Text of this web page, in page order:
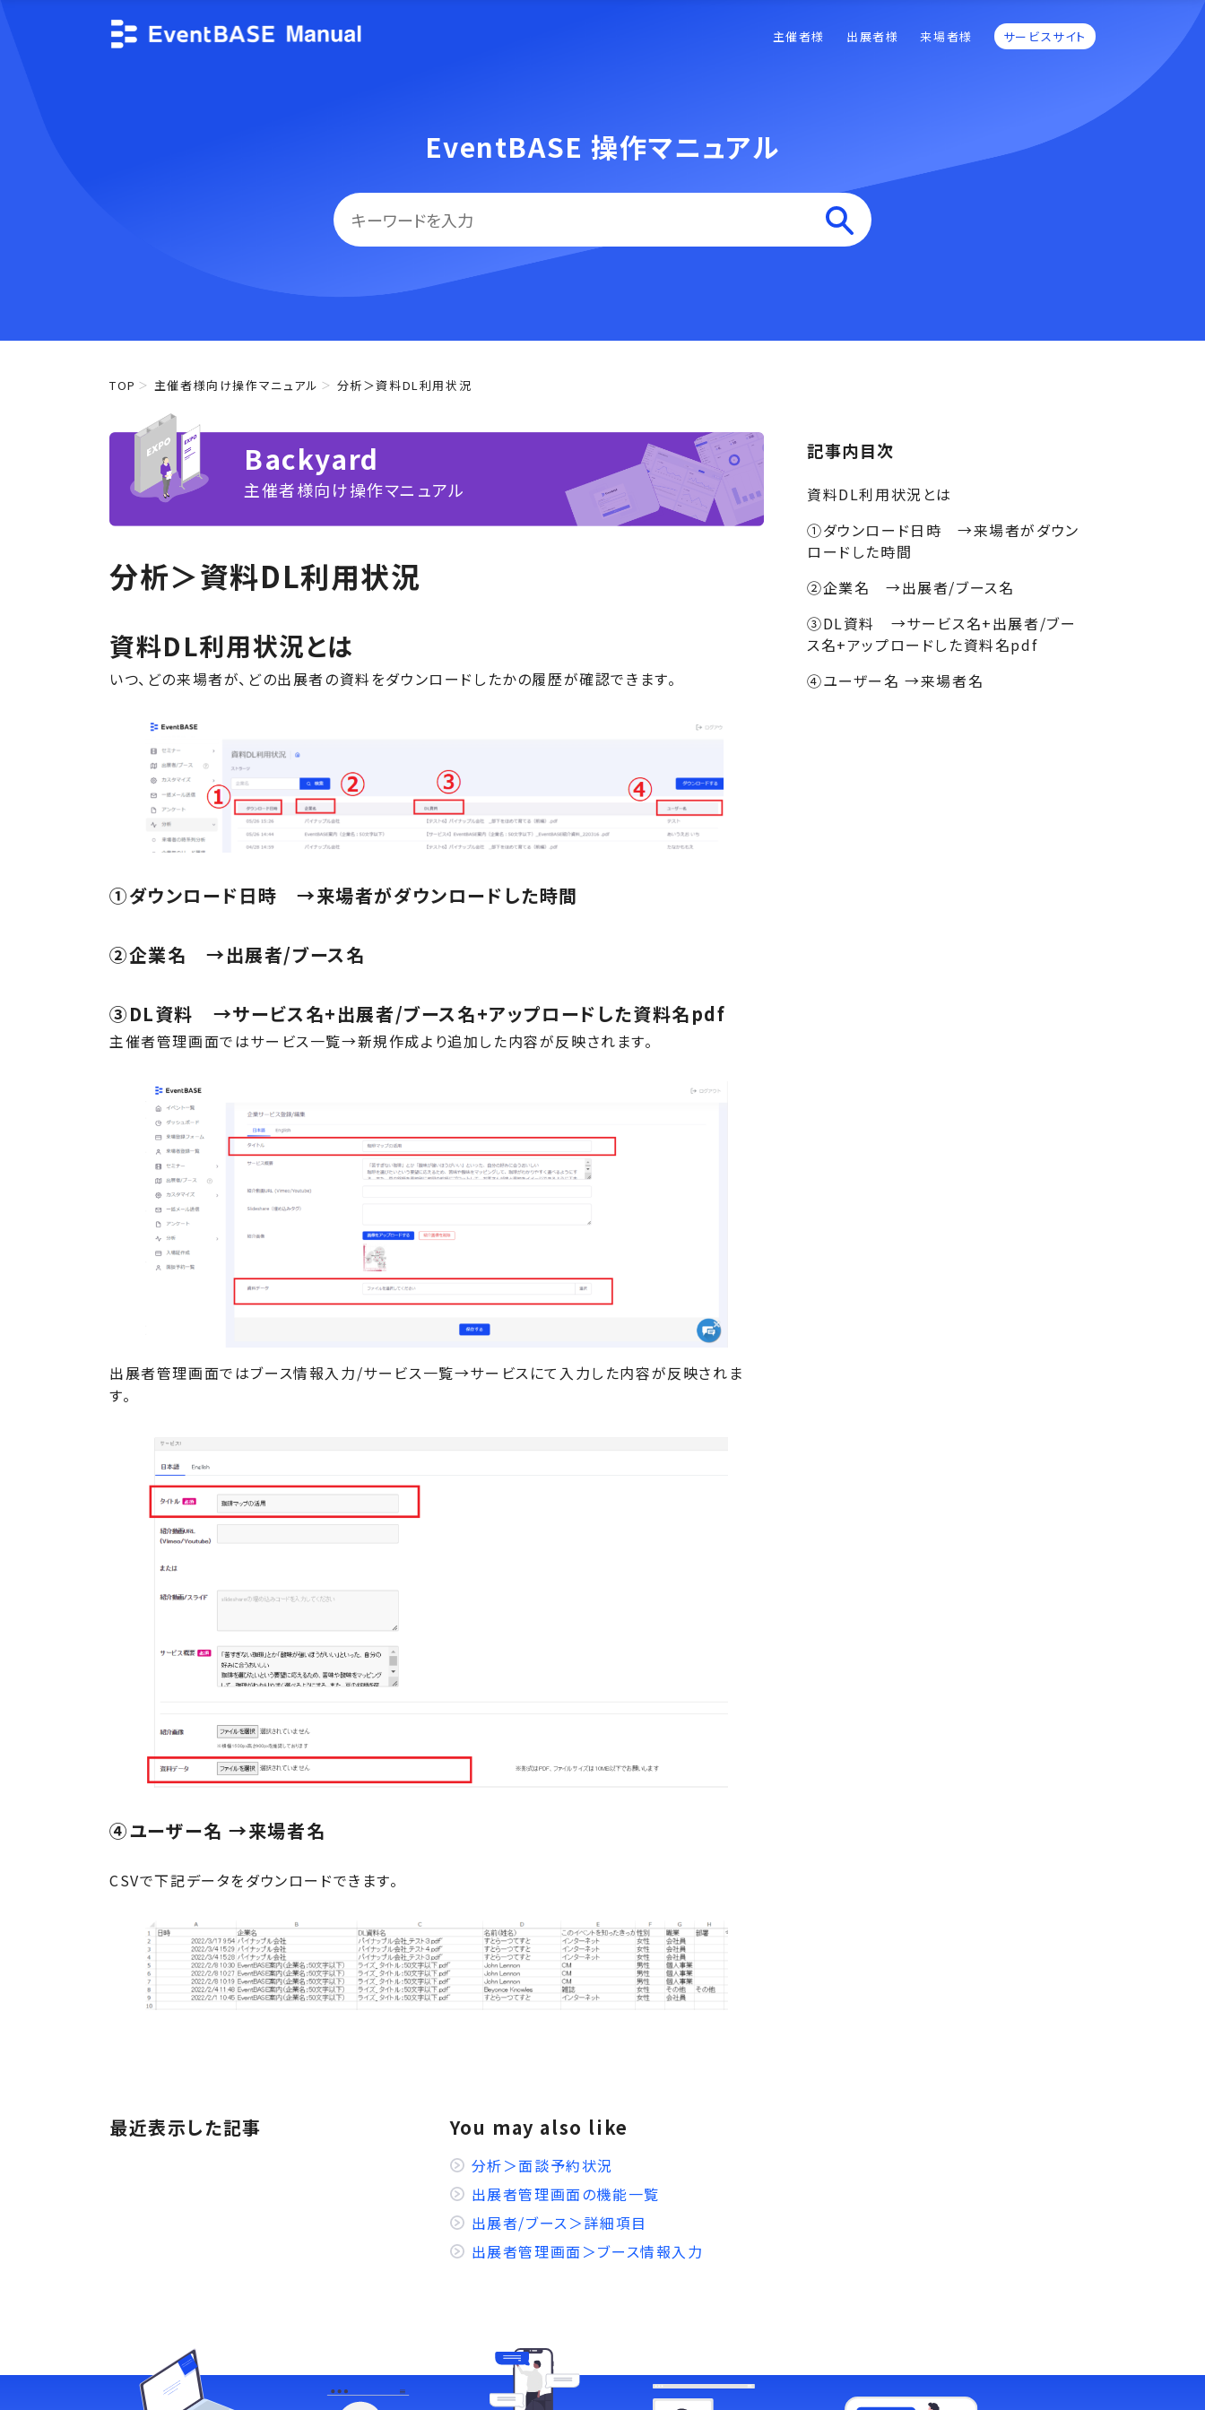
主催者様 出展者様 来場者様 サービスサイト
EventBASE 操作マニュアル
TOP 主催者様向け操作マニュアル 分析＞資料DL利用状況
Backyard
主催者様向け操作マニュアル
分析＞資料DL利用状況
資料DL利用状況とは
いつ、どの来場者が、どの出展者の資料をダウンロードしたかの履歴が確認できます。
①ダウンロード日時 →来場者がダウンロードした時間
②企業名 →出展者/ブース名
③DL資料 →サービス名+出展者/ブース名+アップロードした資料名pdf
主催者管理画面ではサービス一覧→新規作成より追加した内容が反映されます。
出展者管理画面ではブース情報入力/サービス一覧→サービスにて入力した内容が反映されま
す。
④ユーザー名 →来場者名
CSVで下記データをダウンロードできます。
最近表示した記事 You may also like
分析＞面談予約状況
出展者管理画面の機能一覧
出展者/ブース＞詳細項目
出展者管理画面＞ブース情報入力
記事内目次
資料DL利用状況とは
①ダウンロード日時 →来場者がダウン
ロードした時間
②企業名 →出展者/ブース名
③DL資料 →サービス名+出展者/ブー
ス名+アップロードした資料名pdf
④ユーザー名 →来場者名